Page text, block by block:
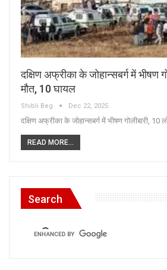
दक्षिण अफ्रीका के जोहान्सबर्ग में भीषण
मौत, 10 घायल
Shibli Beg Dec 22, 2025
दक्षिण अफ्रीका के जोहान्सबर्ग में भीषण गोलीबारी, 10
READ MORE...
Search